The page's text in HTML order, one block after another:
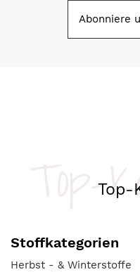
Abonniere
Top-
Top-
Stoffkategorien
Herbst - & Winterstoffe